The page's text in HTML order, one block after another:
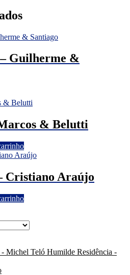
Guilherme &
& Belutti
Cristiano Araújo
Humilde Residência -